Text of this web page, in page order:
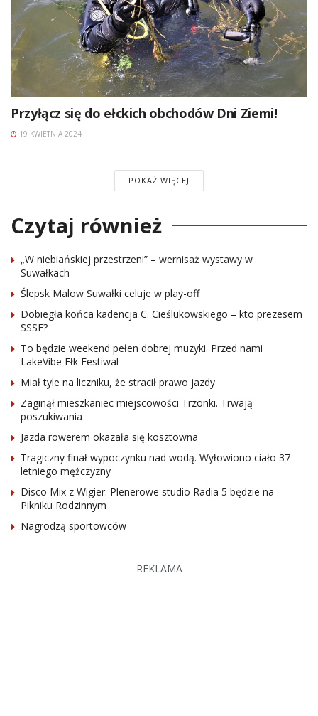
Przyłącz się do ełckich obchodów Dni Ziemi!
19 KWIETNIA 2024
POKAŻ WIĘCEJ
Czytaj również
„W niebiańskiej przestrzeni” – wernisaż wystawy w
Suwałkach
Ślepsk Malow Suwałki celuje w play-off
Dobiegła końca kadencja C. Cieślukowskiego – kto prezesem
SSSE?
To będzie weekend pełen dobrej muzyki. Przed nami
LakeVibe Ełk Festiwal
Miał tyle na liczniku, że stracił prawo jazdy
Zaginął mieszkaniec miejscowości Trzonki. Trwają
poszukiwania
Jazda rowerem okazała się kosztowna
Tragiczny finał wypoczynku nad wodą. Wyłowiono ciało 37-
letniego mężczyzny
Disco Mix z Wigier. Plenerowe studio Radia 5 będzie na
Pikniku Rodzinnym
Nagrodzą sportowców
REKLAMA